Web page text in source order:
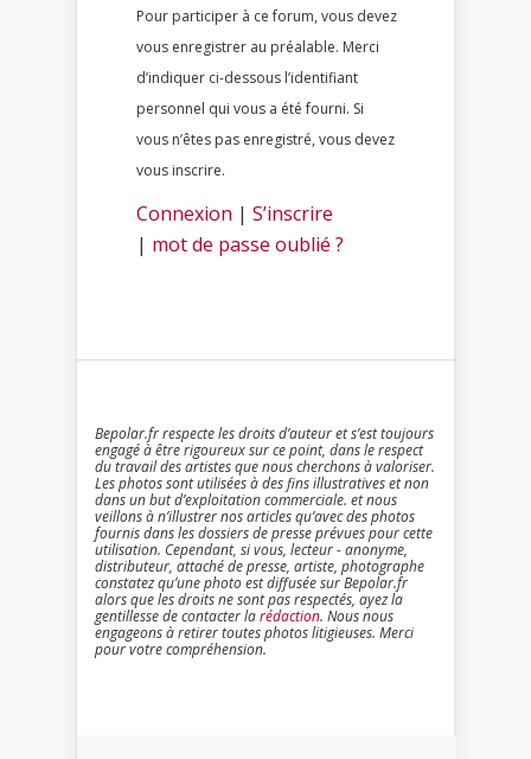
Pour participer à ce forum, vous devez
vous enregistrer au préalable. Merci
d’indiquer ci-dessous l’identifiant
personnel qui vous a été fourni. Si
vous n’êtes pas enregistré, vous devez
vous inscrire.
Connexion | S’inscrire
| mot de passe oublié ?
Bepolar.fr respecte les droits d’auteur et s’est toujours
engagé à être rigoureux sur ce point, dans le respect
du travail des artistes que nous cherchons à valoriser.
Les photos sont utilisées à des fins illustratives et non
dans un but d’exploitation commerciale. et nous
veillons à n’illustrer nos articles qu’avec des photos
fournis dans les dossiers de presse prévues pour cette
utilisation. Cependant, si vous, lecteur - anonyme,
distributeur, attaché de presse, artiste, photographe
constatez qu’une photo est diffusée sur Bepolar.fr
alors que les droits ne sont pas respectés, ayez la
gentillesse de contacter larédaction. Nous nous
engageons à retirer toutes photos litigieuses. Merci
pour votre compréhension.